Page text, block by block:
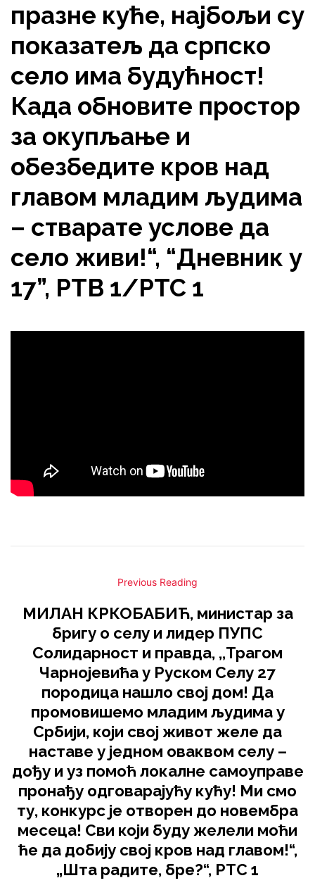
празне куће, најбољи су
показатељ да српско
село има будућност!
Када обновите простор
за окупљање и
обезбедите кров над
главом младим људима
– стварате услове да
село живи!“, “Дневник у
17”, РТВ 1/РТС 1
Previous Reading
МИЛАН КРКОБАБИЋ, министар за
бригу о селу и лидер ПУПС
Солидарност и правда, ,,Трагом
Чарнојевића у Руском Селу 27
породица нашло свој дом! Да
промовишемо младим људима у
Србији, који свој живот желе да
наставе у једном оваквом селу –
дођу и уз помоћ локалне самоуправе
пронађу одговарајућу кућу! Ми смо
ту, конкурс је отворен до новембра
месеца! Сви који буду желели моћи
ће да добију свој кров над главом!“,
„Шта радите, бре?“, РТС 1